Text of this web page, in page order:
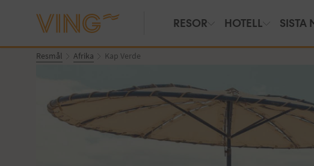
RESOR HOTELL SISTA
Resmål Afrika Kap Verde